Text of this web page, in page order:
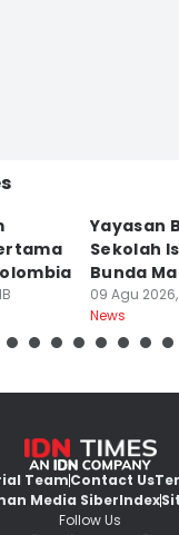
Yayasan
Sekolah
Bunda
09 Agu 2026,
News
TeamContact Us
Media SiberIndex
Follow Us